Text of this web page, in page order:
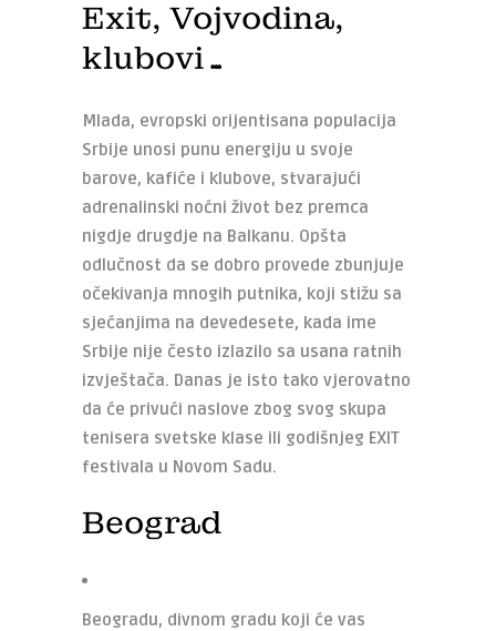
Exit, Vojvodina,
klubovi…
Mlada, evropski orijentisana populacija
Srbije unosi punu energiju u svoje
barove, kafiće i klubove, stvarajući
adrenalinski noćni život bez premca
nigdje drugdje na Balkanu. Opšta
odlučnost da se dobro provede zbunjuje
očekivanja mnogih putnika, koji stižu sa
sjećanjima na devedesete, kada ime
Srbije nije često izlazilo sa usana ratnih
izvještača. Danas je isto tako vjerovatno
da će privući naslove zbog svog skupa
tenisera svetske klase ili godišnjeg EXIT
festivala u Novom Sadu.
Beograd
Beogradu, divnom gradu koji će vas